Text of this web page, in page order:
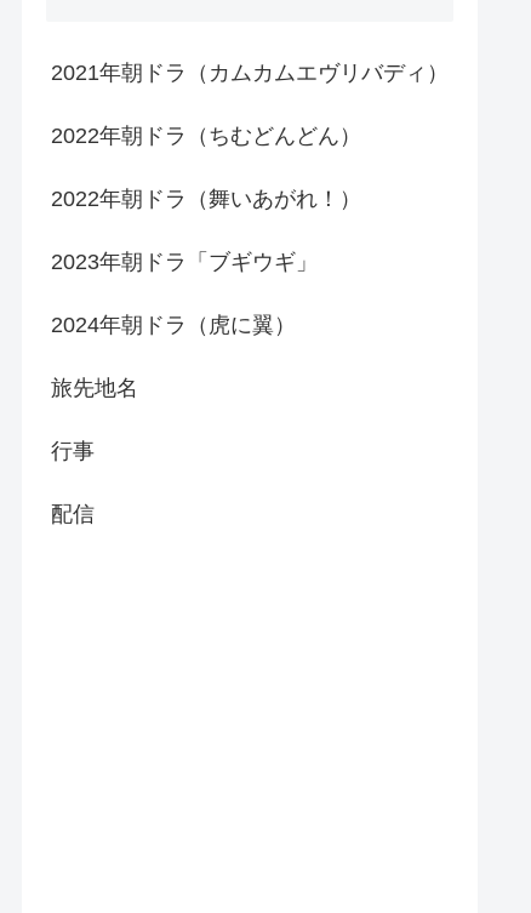
2021年朝ドラ（カムカムエヴリバディ）
2022年朝ドラ（ちむどんどん）
2022年朝ドラ（舞いあがれ！）
2023年朝ドラ「ブギウギ」
2024年朝ドラ（虎に翼）
旅先地名
行事
配信